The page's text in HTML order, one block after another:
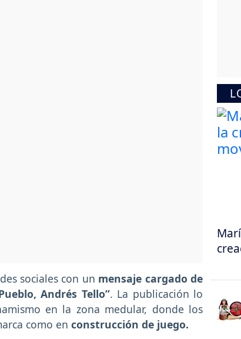
sociales con un mensaje cargado de
Andrés Tello”. La publicación lo
en la zona medular, donde los
como en construcción de juego.